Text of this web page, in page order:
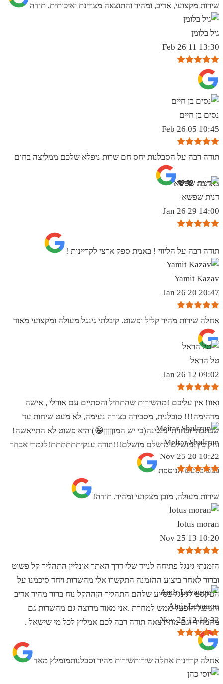
שירות מקצועי, אדיב, ומהיר והתוצאה מצויינת ואיכותית, תודה
גיל בלומן
13:30 11 Feb 26
נסים בן חיים
10:45 05 Feb 26
תודה רבה על הסבלנות יחס חם שרות ניפלא שלכם ממליצה בחום
באהבה 💖💖
דנית שפשא
14:00 29 Jan 26
תודה רבה על הליווי ! באמת ספק ארצי לקריינות !
Yamit Kazav
20:47 20 Jan 26
אחלה שירות מהיר קליל ופשוט. קיבלתי גינגל מעולה ומקצועי מאוד
טל הראל
09:02 12 Jan 26
ואוו! אין עליכם !מהשירות שהתחיל והסתיים עם אורלי , אישה
מדהימה!!! סובלנית, מסבירה בצורה נעימה, לא מעט שיחות עד
שכתבתי ובחרתי מנגינה(כי יש המוןןןןן😁)והיא פשוט לא התייאשה!
והקובץ?מושלם מושלם מושלם!!!תודה ענקיתתתתתת!לגמרי אבחר
בכם בפעם הנוספת
Meitar Shukrun
10:22 20 Nov 25
שירות מעולה, מובן מצקועי ומהיר. תודה!
lotus moran
10:20 13 Nov 25
הזמנתי גינגל פתיחה לנייד שלי דרך האתר אונליין התהליך קל פשוט
וברור לאחר ביצוע ההזמנה התקשרו אלי מהשרות ויחד סיכמנו על
הטקסט לגינגל בסיוע שלהם התהליך הןההקל נוח ברור מהיר אדיב
והגינגל הופעל ממש למחרת .אני מאוד מרוצה גם מהשרות גם
מהמחיר וגם מהתוצאה תודה רבה לכם אמליץ לכל מי שישאל .
Amir Levanon
10:32 12 Nov 25
אחלה קריינות אחלה שירותשירות מהיר וסבלנותמומלץ מאד